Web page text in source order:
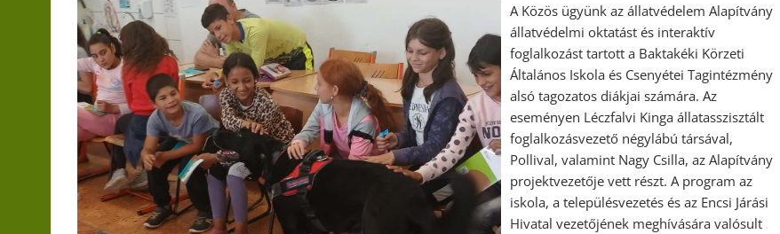
A Közös ügyünk az állatvédelem Alapítvány
állatvédelmi oktatást és interaktív
foglalkozást tartott a Baktakéki Körzeti
Általános Iskola és Csenyétei Tagintézmény
alsó tagozatos diákjai számára. Az
eseményen Léczfalvi Kinga állatasszisztált
foglalkozásvezető négylábú társával,
Pollival, valamint Nagy Csilla, az Alapítvány
projektvezetője vett részt. A program az
iskola, a településvezetés és az Encsi Járási
Hivatal vezetőjének meghívására valósult